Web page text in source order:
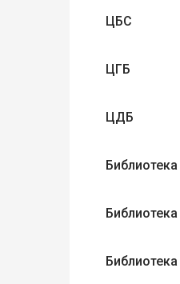
ЦБС
ЦГБ
ЦДБ